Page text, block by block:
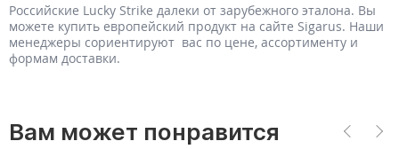
Российские Lucky Strike далеки от зарубежного эталона. Вы
можете купить европейский продукт на сайте Sigarus. Наши
менеджеры сориентируют вас по цене, ассортименту и
формам доставки.
Вам может понравится